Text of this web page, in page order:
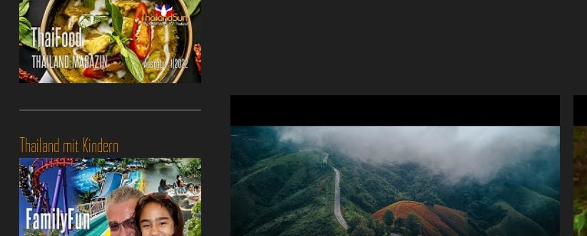
Thailand mit Kindern